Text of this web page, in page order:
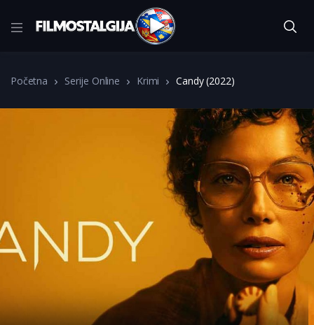
Početna Serije Online Krimi Candy (2022)